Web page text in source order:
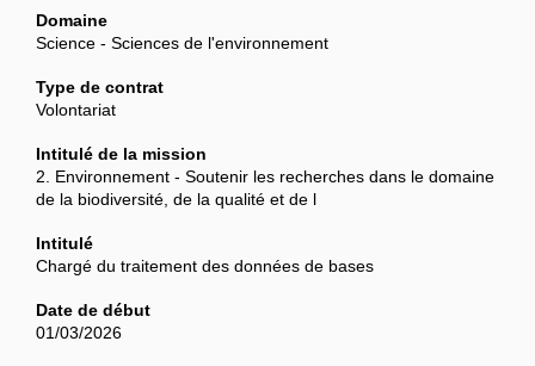
Domaine
Science - Sciences de l'environnement
Type de contrat
Volontariat
Intitulé de la mission
2. Environnement - Soutenir les recherches dans le domaine
de la biodiversité, de la qualité et de l
Intitulé
Chargé du traitement des données de bases
Date de début
01/03/2026